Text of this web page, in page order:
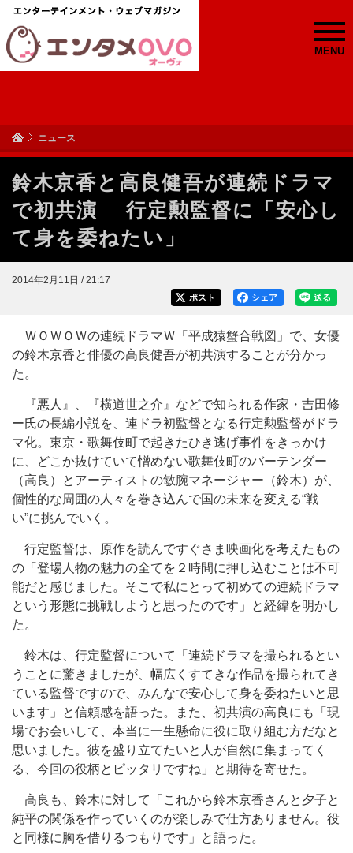
MENU
ニュース
鈴木京香と高良健吾が連続ドラマ
で初共演 行定勲監督に「安心し
て身を委ねたい」
2014年2月11日 / 21:17
送る
シェア
ポスト
ＷＯＷＯＷの連続ドラマＷ「平成猿蟹合戦図」で、女優
の鈴木京香と俳優の高良健吾が初共演することが分かっ
た。
『悪人』、『横道世之介』などで知られる作家・吉田修
ー氏の長編小説を、連ドラ初監督となる行定勲監督がドラ
マ化。東京・歌舞伎町で起きたひき逃げ事件をきっかけ
に、どこか抜けていて憎めない歌舞伎町のバーテンダー
（高良）とアーティストの敏腕マネージャー（鈴木）が、
個性的な周囲の人々を巻き込んで国の未来を変える“戦
い”に挑んでいく。
行定監督は、原作を読んですぐさま映画化を考えたもの
の「登場人物の魅力の全てを２時間に押し込むことは不可
能だと感じました。そこで私にとって初めての連続ドラマ
という形態に挑戦しようと思ったのです」と経緯を明かし
た。
鈴木は、行定監督について「連続ドラマを撮られるとい
うことに驚きましたが、幅広くすてきな作品を撮られてき
ている監督ですので、みんなで安心して身を委ねたいと思
います」と信頼感を語った。また、初共演の高良にも「現
場でお会いして、本当に一生懸命に役に取り組む方だなと
思いました。彼を盛り立てたいと人が自然に集まってく
る、今回の役柄とピッタリですね」と期待を寄せた。
高良も、鈴木に対して「これから鈴木京香さんと夕子と
純平の関係を作っていくのが楽しみで仕方ありません。役
と同様に胸を借りるつもりです」と語った。